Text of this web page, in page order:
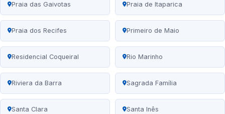
Praia das Gaivotas Praia de Itaparica
Praia dos Recifes Primeiro de Maio
Residencial Coqueiral Rio Marinho
Riviera da Barra Sagrada Família
Santa Clara Santa Inês